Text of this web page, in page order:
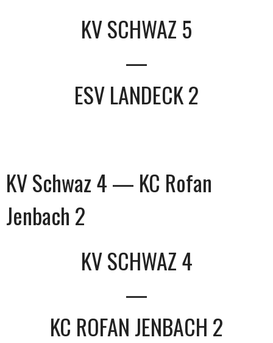
KV SCHWAZ 5
—
ESV LANDECK 2
KV Schwaz 4 — KC Rofan
Jenbach 2
KV SCHWAZ 4
—
KC ROFAN JENBACH 2